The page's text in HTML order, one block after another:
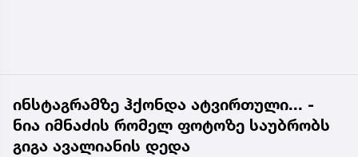
ინსტაგრამზე ჰქონდა ატვირთული... -
ნია იმნაძის რომელ ფოტოზე საუბრობს
გიგა ავალიანის დედა